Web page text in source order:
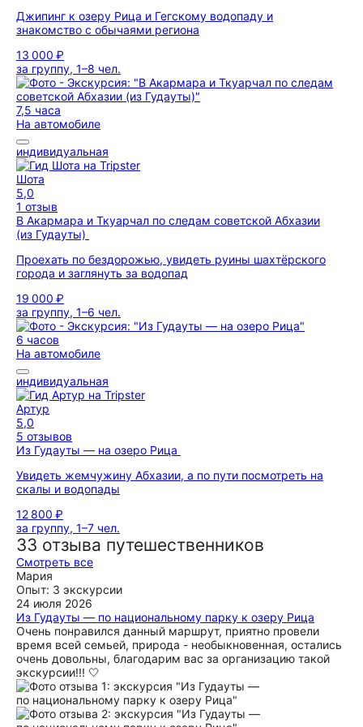
Джипинг к озеру Рица и Гегскому водопаду и
знакомство с обычаями региона
13 000 ₽
за группу, 1–8 чел.
7,5 часа
На автомобиле
индивидуальная
Шота
5,0
1 отзыв
В Акармара и Ткуарчал по следам советской Абхазии
(из Гудауты)
Проехать по бездорожью, увидеть руины шахтёрского
города и заглянуть за водопад
19 000 ₽
за группу, 1–6 чел.
6 часов
На автомобиле
индивидуальная
Артур
5,0
5 отзывов
Из Гудауты — на озеро Рица
Увидеть жемчужину Абхазии, а по пути посмотреть на
скалы и водопады
12 800 ₽
за группу, 1–7 чел.
33 отзыва путешественников
Смотреть все
Мария
Опыт: 3 экскурсии
24 июля 2026
Из Гудауты — по национальному парку к озеру Рица
Очень понравился данный маршрут, приятно провели
время всей семьей, природа - необыкновенная, остались
очень довольны, благодарим вас за организацию такой
экскурсии!!! 🤍